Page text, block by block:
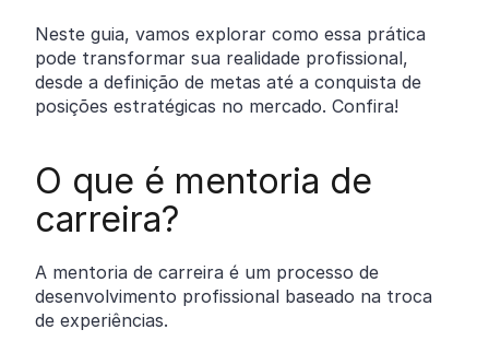
Neste guia, vamos explorar como essa prática
pode transformar sua realidade profissional,
desde a definição de metas até a conquista de
posições estratégicas no mercado. Confira!
O que é mentoria de
carreira?
A mentoria de carreira é um processo de
desenvolvimento profissional baseado na troca
de experiências.